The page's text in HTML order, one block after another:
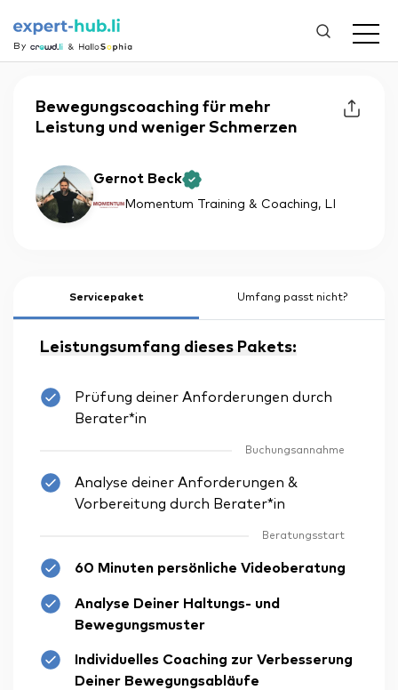
By
Bewegungscoaching für mehr
Leistung und weniger Schmerzen
Gernot Beck
Momentum Training & Coaching, LI
Servicepaket Umfang passt nicht?
Leistungsumfang dieses Pakets:
Prüfung deiner Anforderungen durch
Berater*in
Buchungsannahme
Analyse deiner Anforderungen &
Vorbereitung durch Berater*in
Beratungsstart
60 Minuten persönliche Videoberatung
Analyse Deiner Haltungs- und
Bewegungsmuster
Individuelles Coaching zur Verbesserung
Deiner Bewegungsabläufe